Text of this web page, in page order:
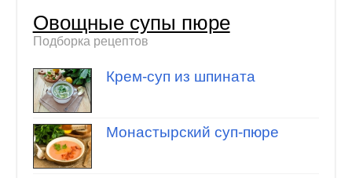
Овощные супы пюре
Подборка рецептов
Крем-суп из шпината
Монастырский суп-пюре